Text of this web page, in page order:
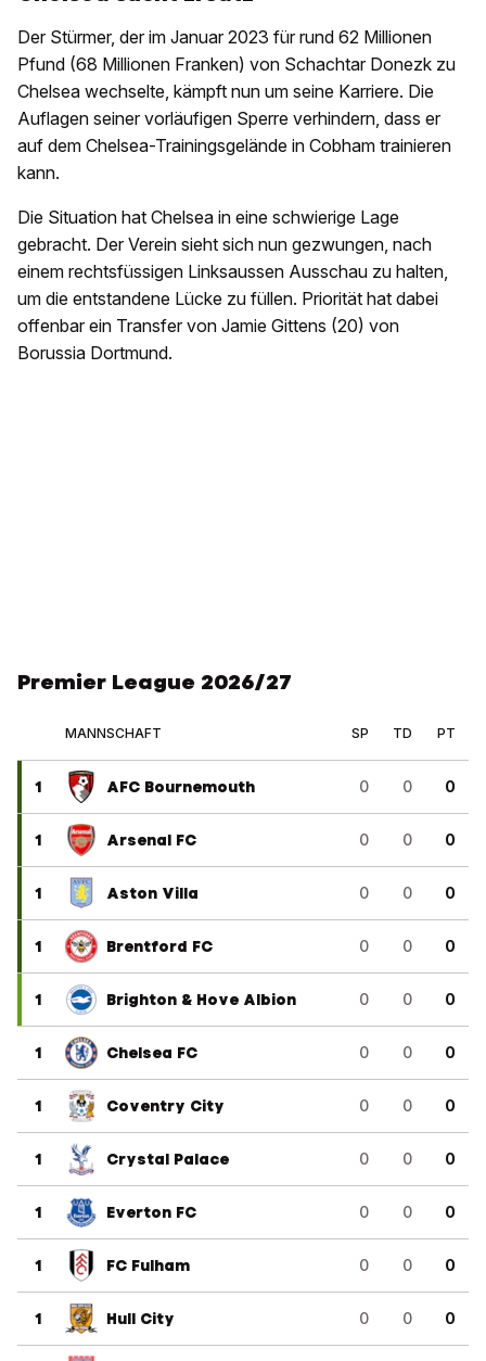
Der Stürmer, der im Januar 2023 für rund 62 Millionen
Pfund (68 Millionen Franken) von Schachtar Donezk zu
Chelsea wechselte, kämpft nun um seine Karriere. Die
Auflagen seiner vorläufigen Sperre verhindern, dass er
auf dem Chelsea-Trainingsgelände in Cobham trainieren
kann.
Die Situation hat Chelsea in eine schwierige Lage
gebracht. Der Verein sieht sich nun gezwungen, nach
einem rechtsfüssigen Linksaussen Ausschau zu halten,
um die entstandene Lücke zu füllen. Priorität hat dabei
offenbar ein Transfer von Jamie Gittens (20) von
Borussia Dortmund.
Premier League 2026/27
MANNSCHAFT SP TD PT
1 AFC Bournemouth 0 0 0
1 Arsenal FC 0 0 0
1 Aston Villa 0 0 0
1 Brentford FC 0 0 0
1 Brighton & Hove Albion 0 0 0
1 Chelsea FC 0 0 0
1 Coventry City 0 0 0
1 Crystal Palace 0 0 0
1 Everton FC 0 0 0
1 FC Fulham 0 0 0
1 Hull City 0 0 0